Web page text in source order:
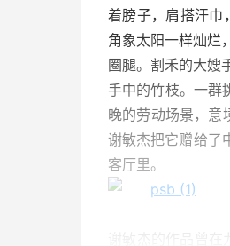
着膀子，肩搭汗巾
角象太阳一样灿烂
圈腿。割禾的大嫂
手中的竹枝。一群
晚的劳动场景，意
谢敏杰把它赠给了
客厅里。